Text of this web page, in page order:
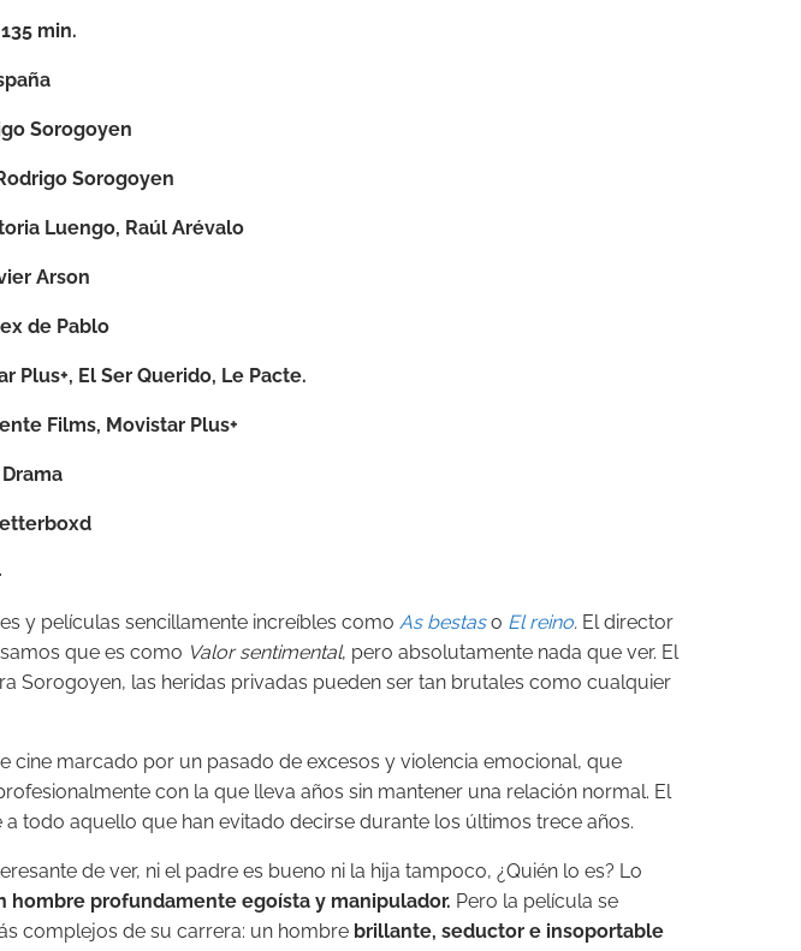
135 min.
Sorogoyen
Sorogoyen
Luengo, Raúl Arévalo
Arson
de Pablo
Plus+, El Ser Querido, Le Pacte.
Films, Movistar Plus+
Drama
y películas sencillamente increíbles como As bestaso El reino. El director
que es como Valor sentimental, pero absolutamente nada que ver. El
Sorogoyen, las heridas privadas pueden ser tan brutales como cualquier
cine marcado por un pasado de excesos y violencia emocional, que
con la que lleva años sin mantener una relación normal. El
todo aquello que han evitado decirse durante los últimos trece años.
de ver, ni el padre es bueno ni la hija tampoco, ¿Quién lo es? Lo
hombre profundamente egoísta y manipulador. Pero la película se
complejos de su carrera: un hombre brillante, seductor e insoportable